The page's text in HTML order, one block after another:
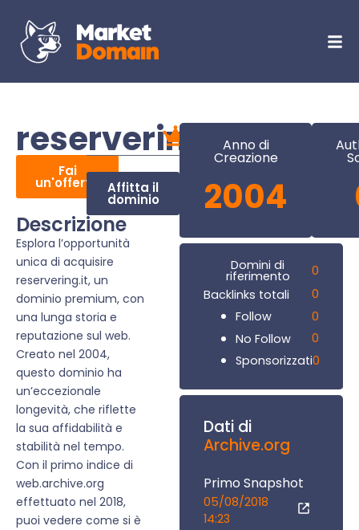
reservering.it
Fai
un'offerta Affitta il
dominio
Descrizione
Esplora l’opportunità
unica di acquisire
reservering.it, un
dominio premium, con
una lunga storia e
reputazione sul web.
Creato nel 2004,
questo dominio ha
un’eccezionale
longevità, che riflette
la sua affidabilità e
stabilità nel tempo.
Con il primo indice di
web.archive.org
effettuato nel 2018,
puoi vedere come si è
Anno di
Creazione
2004
Domini di
riferimento
0
Backlinks totali
0
Follow
0
No Follow
0
Sponsorizzati0
Dati di
Archive.org
Primo Snapshot
05/08/2018
14:23